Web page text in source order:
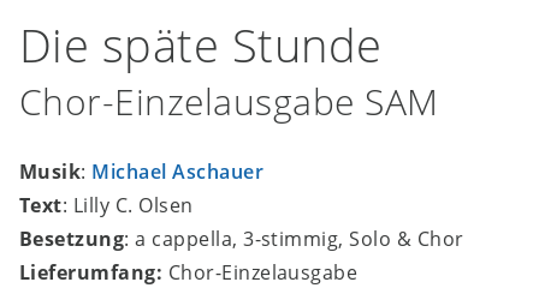
Die späte Stunde
Chor-Einzelausgabe SAM
Musik: Michael Aschauer
Text: Lilly C. Olsen
Besetzung: a cappella, 3-stimmig, Solo & Chor
Lieferumfang: Chor-Einzelausgabe